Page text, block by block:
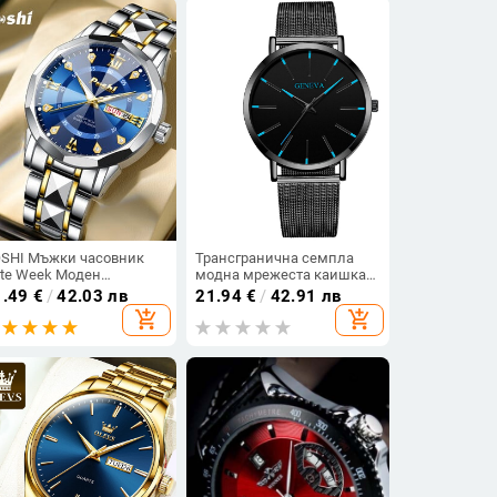
Мъжки часовник
Week Моден
мъжки
водоустойчив
светещ
календар кварцов
часовник
€ /42.03 лв
add_shopping_cart
Трансгранична семпла
модна мрежеста каишка
за мъже бизнес часовник
за средношколци
стоманена каишка
семпла кварцова мода
спортна и развлекателна
21.94€ / 42.91 лв
add_shopping_cart